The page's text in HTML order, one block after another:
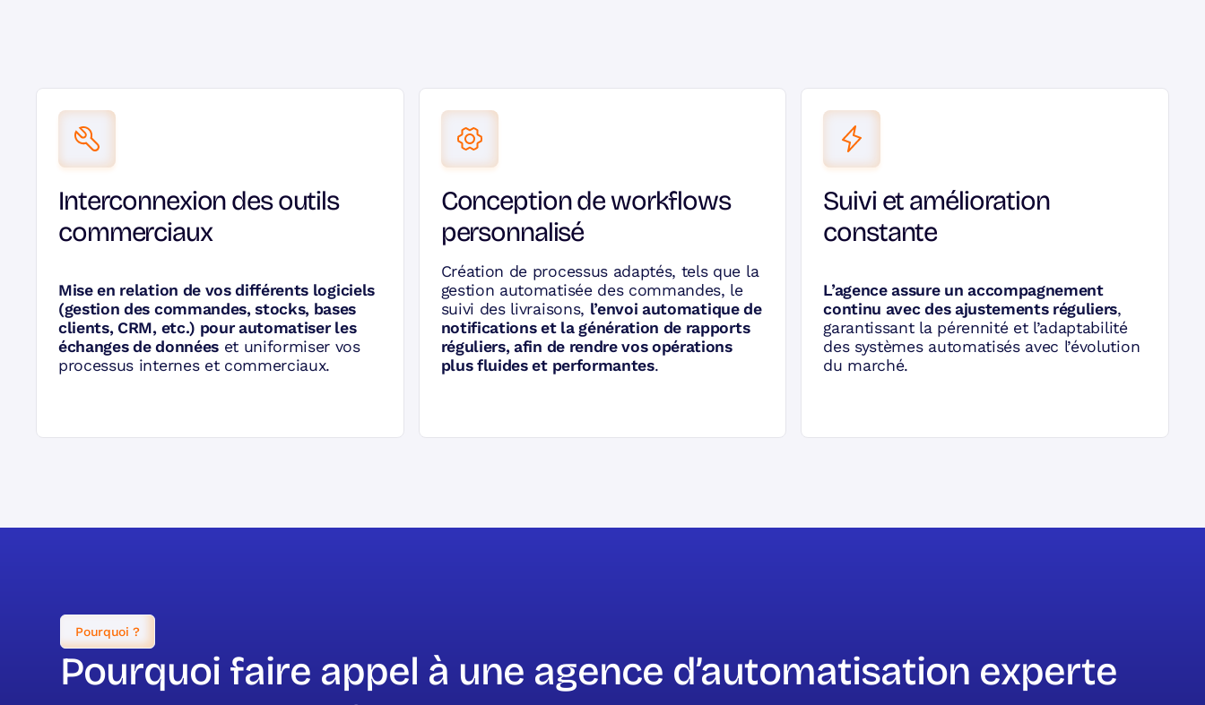
Interconnexion des outils
commerciaux
Mise en relation de vos différents logiciels
(gestion des commandes, stocks, bases
clients, CRM, etc.) pour automatiser les
échanges de donnéeset uniformiser vos
processus internes et commerciaux.
Conception de workflows
personnalisé
Création de processus adaptés, tels que la
gestion automatisée des commandes, le
suivi des livraisons, l’envoi automatique de
notifications et la génération de rapports
réguliers, afin de rendre vos opérations
plus fluides et performantes.
Suivi et amélioration
constante
L’agence assure un accompagnement
continu avec des ajustements réguliers,
garantissant la pérennité et l’adaptabilité
des systèmes automatisés avec l’évolution
du marché.
Pourquoi ?
Pourquoi faire appel à une agence d’automatisation experte